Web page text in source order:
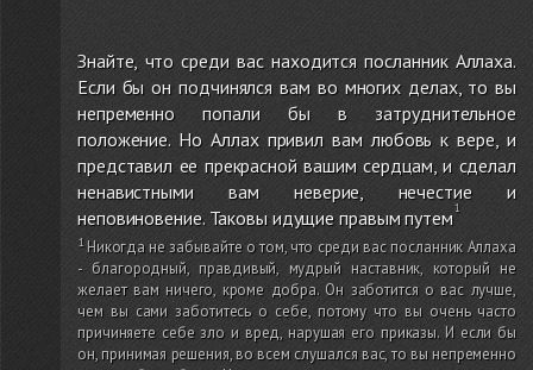
Знайте, что среди вас находится посланник Аллаха.
Если бы он подчинялся вам во многих делах, то вы
непременно попали бы в затруднительное
положение. Но Аллах привил вам любовь к вере, и
представил ее прекрасной вашим сердцам, и сделал
ненавистными вам неверие, нечестие и
неповиновение. Таковы идущие правым путем
Никогда не забывайте о том, что среди вас посланник Аллаха
- благородный, правдивый, мудрый наставник, который не
желает вам ничего, кроме добра. Он заботится о вас лучше,
чем вы сами заботитесь о себе, потому что вы очень часто
причиняете себе зло и вред, нарушая его приказы. И если бы
он, принимая решения, во всем слушался вас, то вы непременно